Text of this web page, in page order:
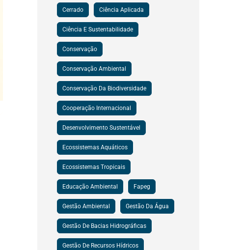
Cerrado Ciência Aplicada
Ciência E Sustentabilidade
Conservação
Conservação Ambiental
Conservação Da Biodiversidade
Cooperação Internacional
Desenvolvimento Sustentável
Ecossistemas Aquáticos
Ecossistemas Tropicais
Educação Ambiental Fapeg
Gestão Ambiental Gestão Da Água
Gestão De Bacias Hidrográficas
Gestão De Recursos Hídricos